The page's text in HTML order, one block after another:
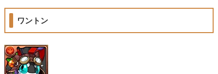
ワントン